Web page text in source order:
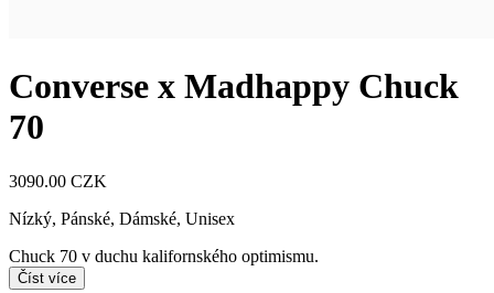
Converse x Madhappy Chuck
70
3090.00 CZK
Nízký, Pánské, Dámské, Unisex
Chuck 70 v duchu kalifornského optimismu.
Číst více